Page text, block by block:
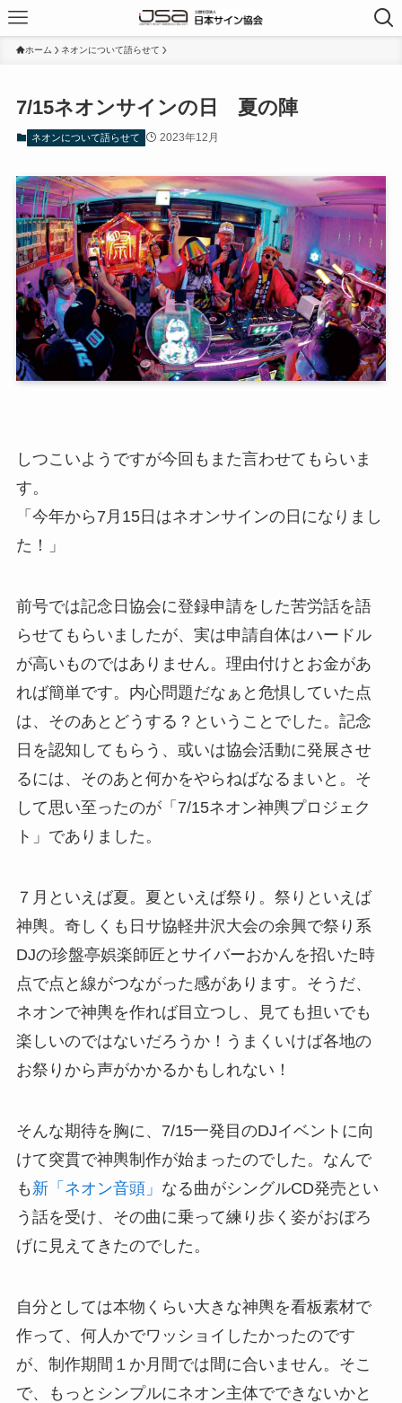
ホーム ネオンについて語らせて
7/15ネオンサインの日 夏の陣
ネオンについて語らせて 2023年12月
しつこいようですが今回もまた言わせてもらいま
す。
「今年から7月15日はネオンサインの日になりまし
た！」
前号では記念日協会に登録申請をした苦労話を語
らせてもらいましたが、実は申請自体はハードル
が高いものではありません。理由付けとお金があ
れば簡単です。内心問題だなぁと危惧していた点
は、そのあとどうする？ということでした。記念
日を認知してもらう、或いは協会活動に発展させ
るには、そのあと何かをやらねばなるまいと。そ
して思い至ったのが「7/15ネオン神輿プロジェク
ト」でありました。
７月といえば夏。夏といえば祭り。祭りといえば
神輿。奇しくも日サ協軽井沢大会の余興で祭り系
DJの珍盤亭娯楽師匠とサイバーおかんを招いた時
点で点と線がつながった感があります。そうだ、
ネオンで神輿を作れば目立つし、見ても担いでも
楽しいのではないだろうか！うまくいけば各地の
お祭りから声がかかるかもしれない！
そんな期待を胸に、7/15一発目のDJイベントに向
けて突貫で神輿制作が始まったのでした。なんで
も 新「ネオン音頭」 なる曲がシングルCD発売とい
う話を受け、その曲に乗って練り歩く姿がおぼろ
げに見えてきたのでした。
自分としては本物くらい大きな神輿を看板素材で
作って、何人かでワッショイしたかったのです
が、制作期間１か月間では間に合いません。そこ
で、もっとシンプルにネオン主体でできないかと